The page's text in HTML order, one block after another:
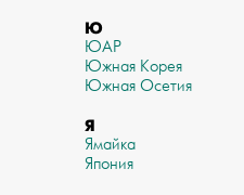
Ю
ЮАР
Южная Корея
Южная Осетия
Я
Ямайка
Япония